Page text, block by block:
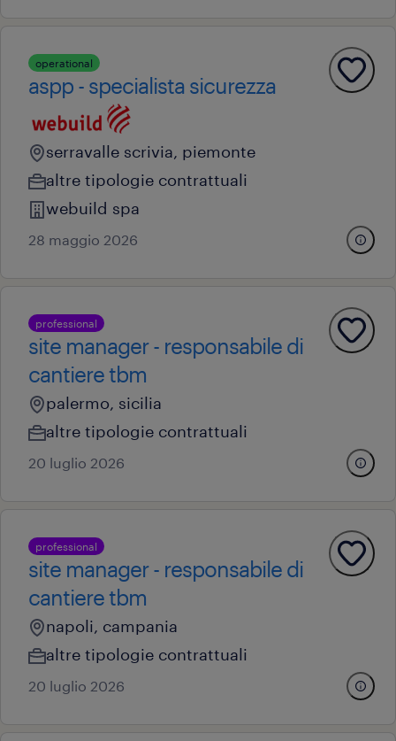
operational
aspp - specialista sicurezza
serravalle scrivia, piemonte
altre tipologie contrattuali
webuild spa
28 maggio 2026
professional
site manager - responsabile di
cantiere tbm
palermo, sicilia
altre tipologie contrattuali
20 luglio 2026
professional
site manager - responsabile di
cantiere tbm
napoli, campania
altre tipologie contrattuali
20 luglio 2026